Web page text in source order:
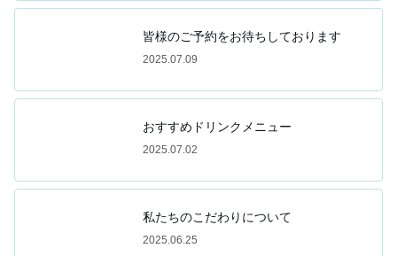
皆様のご予約をお待ちしております
2025.07.09
おすすめドリンクメニュー
2025.07.02
私たちのこだわりについて
2025.06.25